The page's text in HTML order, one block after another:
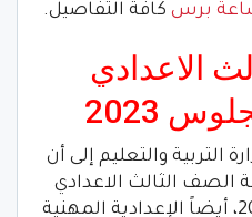
برس كافة التفاصيل.
الاعدادي
2023
التربية والتعليم إلى أن
الصف الثالث الاعدادي
الغربية برقم الجلوس 2023، أيضاً الإعدادية المهنية